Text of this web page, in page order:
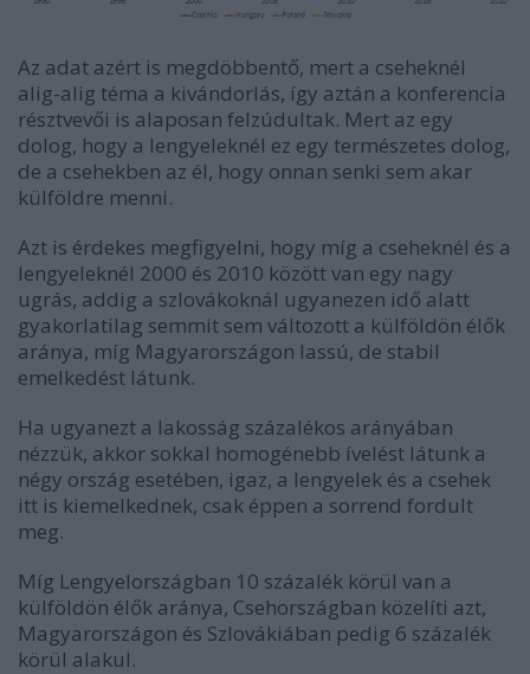
Az adat azért is megdöbbentő, mert a cseheknél
alig-alig téma a kivándorlás, így aztán a konferencia
résztvevői is alaposan felzúdultak. Mert az egy
dolog, hogy a lengyeleknél ez egy természetes dolog,
de a csehekben az él, hogy onnan senki sem akar
külföldre menni.
Azt is érdekes megfigyelni, hogy míg a cseheknél és a
lengyeleknél 2000 és 2010 között van egy nagy
ugrás, addig a szlovákoknál ugyanezen idő alatt
gyakorlatilag semmit sem változott a külföldön élők
aránya, míg Magyarországon lassú, de stabil
emelkedést látunk.
Ha ugyanezt a lakosság százalékos arányában
nézzük, akkor sokkal homogénebb ívelést látunk a
négy ország esetében, igaz, a lengyelek és a csehek
itt is kiemelkednek, csak éppen a sorrend fordult
meg.
Míg Lengyelországban 10 százalék körül van a
külföldön élők aránya, Csehországban közelíti azt,
Magyarországon és Szlovákiában pedig 6 százalék
körül alakul.